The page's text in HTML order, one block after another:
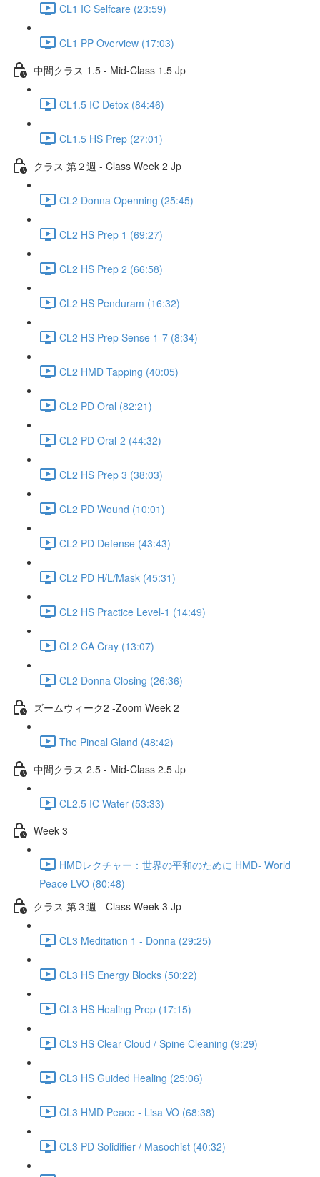
CL1 IC Selfcare (23:59)
CL1 PP Overview (17:03)
中間クラス 1.5 - Mid-Class 1.5 Jp
CL1.5 IC Detox (84:46)
CL1.5 HS Prep (27:01)
クラス 第２週 - Class Week 2 Jp
CL2 Donna Openning (25:45)
CL2 HS Prep 1 (69:27)
CL2 HS Prep 2 (66:58)
CL2 HS Penduram (16:32)
CL2 HS Prep Sense 1-7 (8:34)
CL2 HMD Tapping (40:05)
CL2 PD Oral (82:21)
CL2 PD Oral-2 (44:32)
CL2 HS Prep 3 (38:03)
CL2 PD Wound (10:01)
CL2 PD Defense (43:43)
CL2 PD H/L/Mask (45:31)
CL2 HS Practice Level-1 (14:49)
CL2 CA Cray (13:07)
CL2 Donna Closing (26:36)
ズームウィーク2 -Zoom Week 2
The Pineal Gland (48:42)
中間クラス 2.5 - Mid-Class 2.5 Jp
CL2.5 IC Water (53:33)
Week 3
HMDレクチャー：世界の平和のために HMD- World
Peace LVO (80:48)
クラス 第３週 - Class Week 3 Jp
CL3 Meditation 1 - Donna (29:25)
CL3 HS Energy Blocks (50:22)
CL3 HS Healing Prep (17:15)
CL3 HS Clear Cloud / Spine Cleaning (9:29)
CL3 HS Guided Healing (25:06)
CL3 HMD Peace - Lisa VO (68:38)
CL3 PD Solidifier / Masochist (40:32)